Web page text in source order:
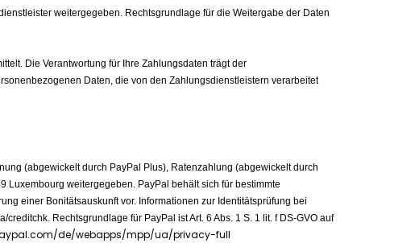
weitergegeben. Rechtsgrundlage für die Weitergabe der Daten
Die Verantwortung für Ihre Zahlungsdaten trägt der
Daten, die von den Zahlungsdienstleistern verarbeitet
(abgewickelt durch PayPal Plus), Ratenzahlung (abgewickelt durch
Luxembourg weitergegeben. PayPal behält sich für bestimmte
einer Bonitätsauskunft vor. Informationen zur Identitätsprüfung bei
Rechtsgrundlage für PayPal ist Art. 6 Abs. 1 S. 1 lit. f DS-GVO auf
de/webapps/mpp/ua/privacy-full